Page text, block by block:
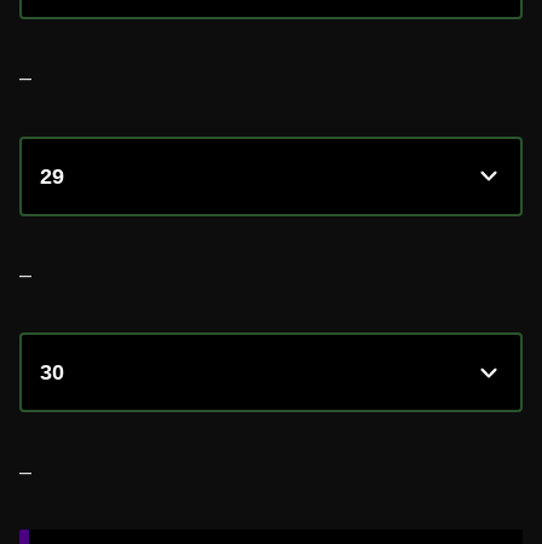
–
29
–
30
–